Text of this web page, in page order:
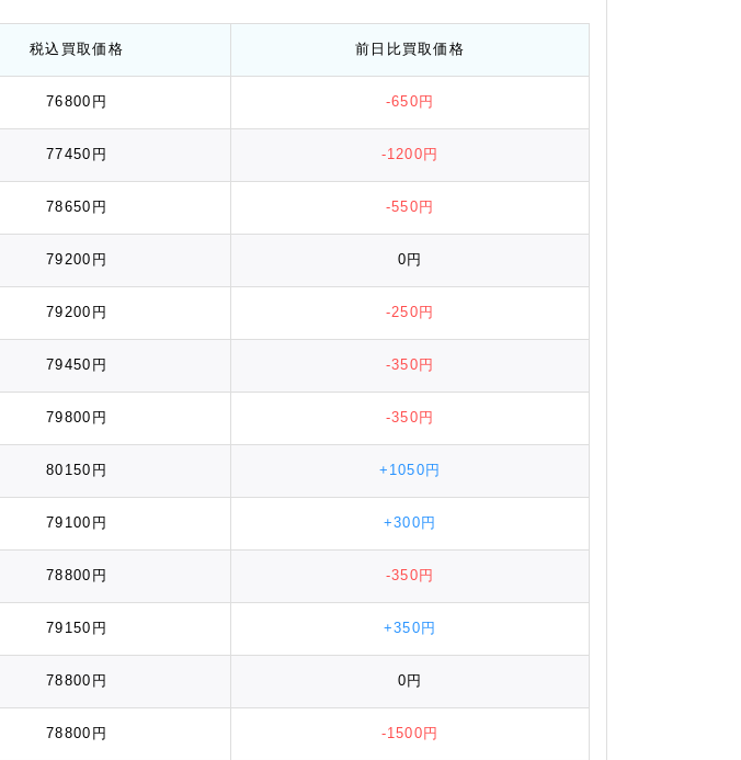
税込 買取価格 前日比買取価格
76800円 -650円
77450円 -1200円
78650円 -550円
79200円 0円
79200円 -250円
79450円 -350円
79800円 -350円
80150円 +1050円
79100円 +300円
78800円 -350円
79150円 +350円
78800円 0円
78800円 -1500円